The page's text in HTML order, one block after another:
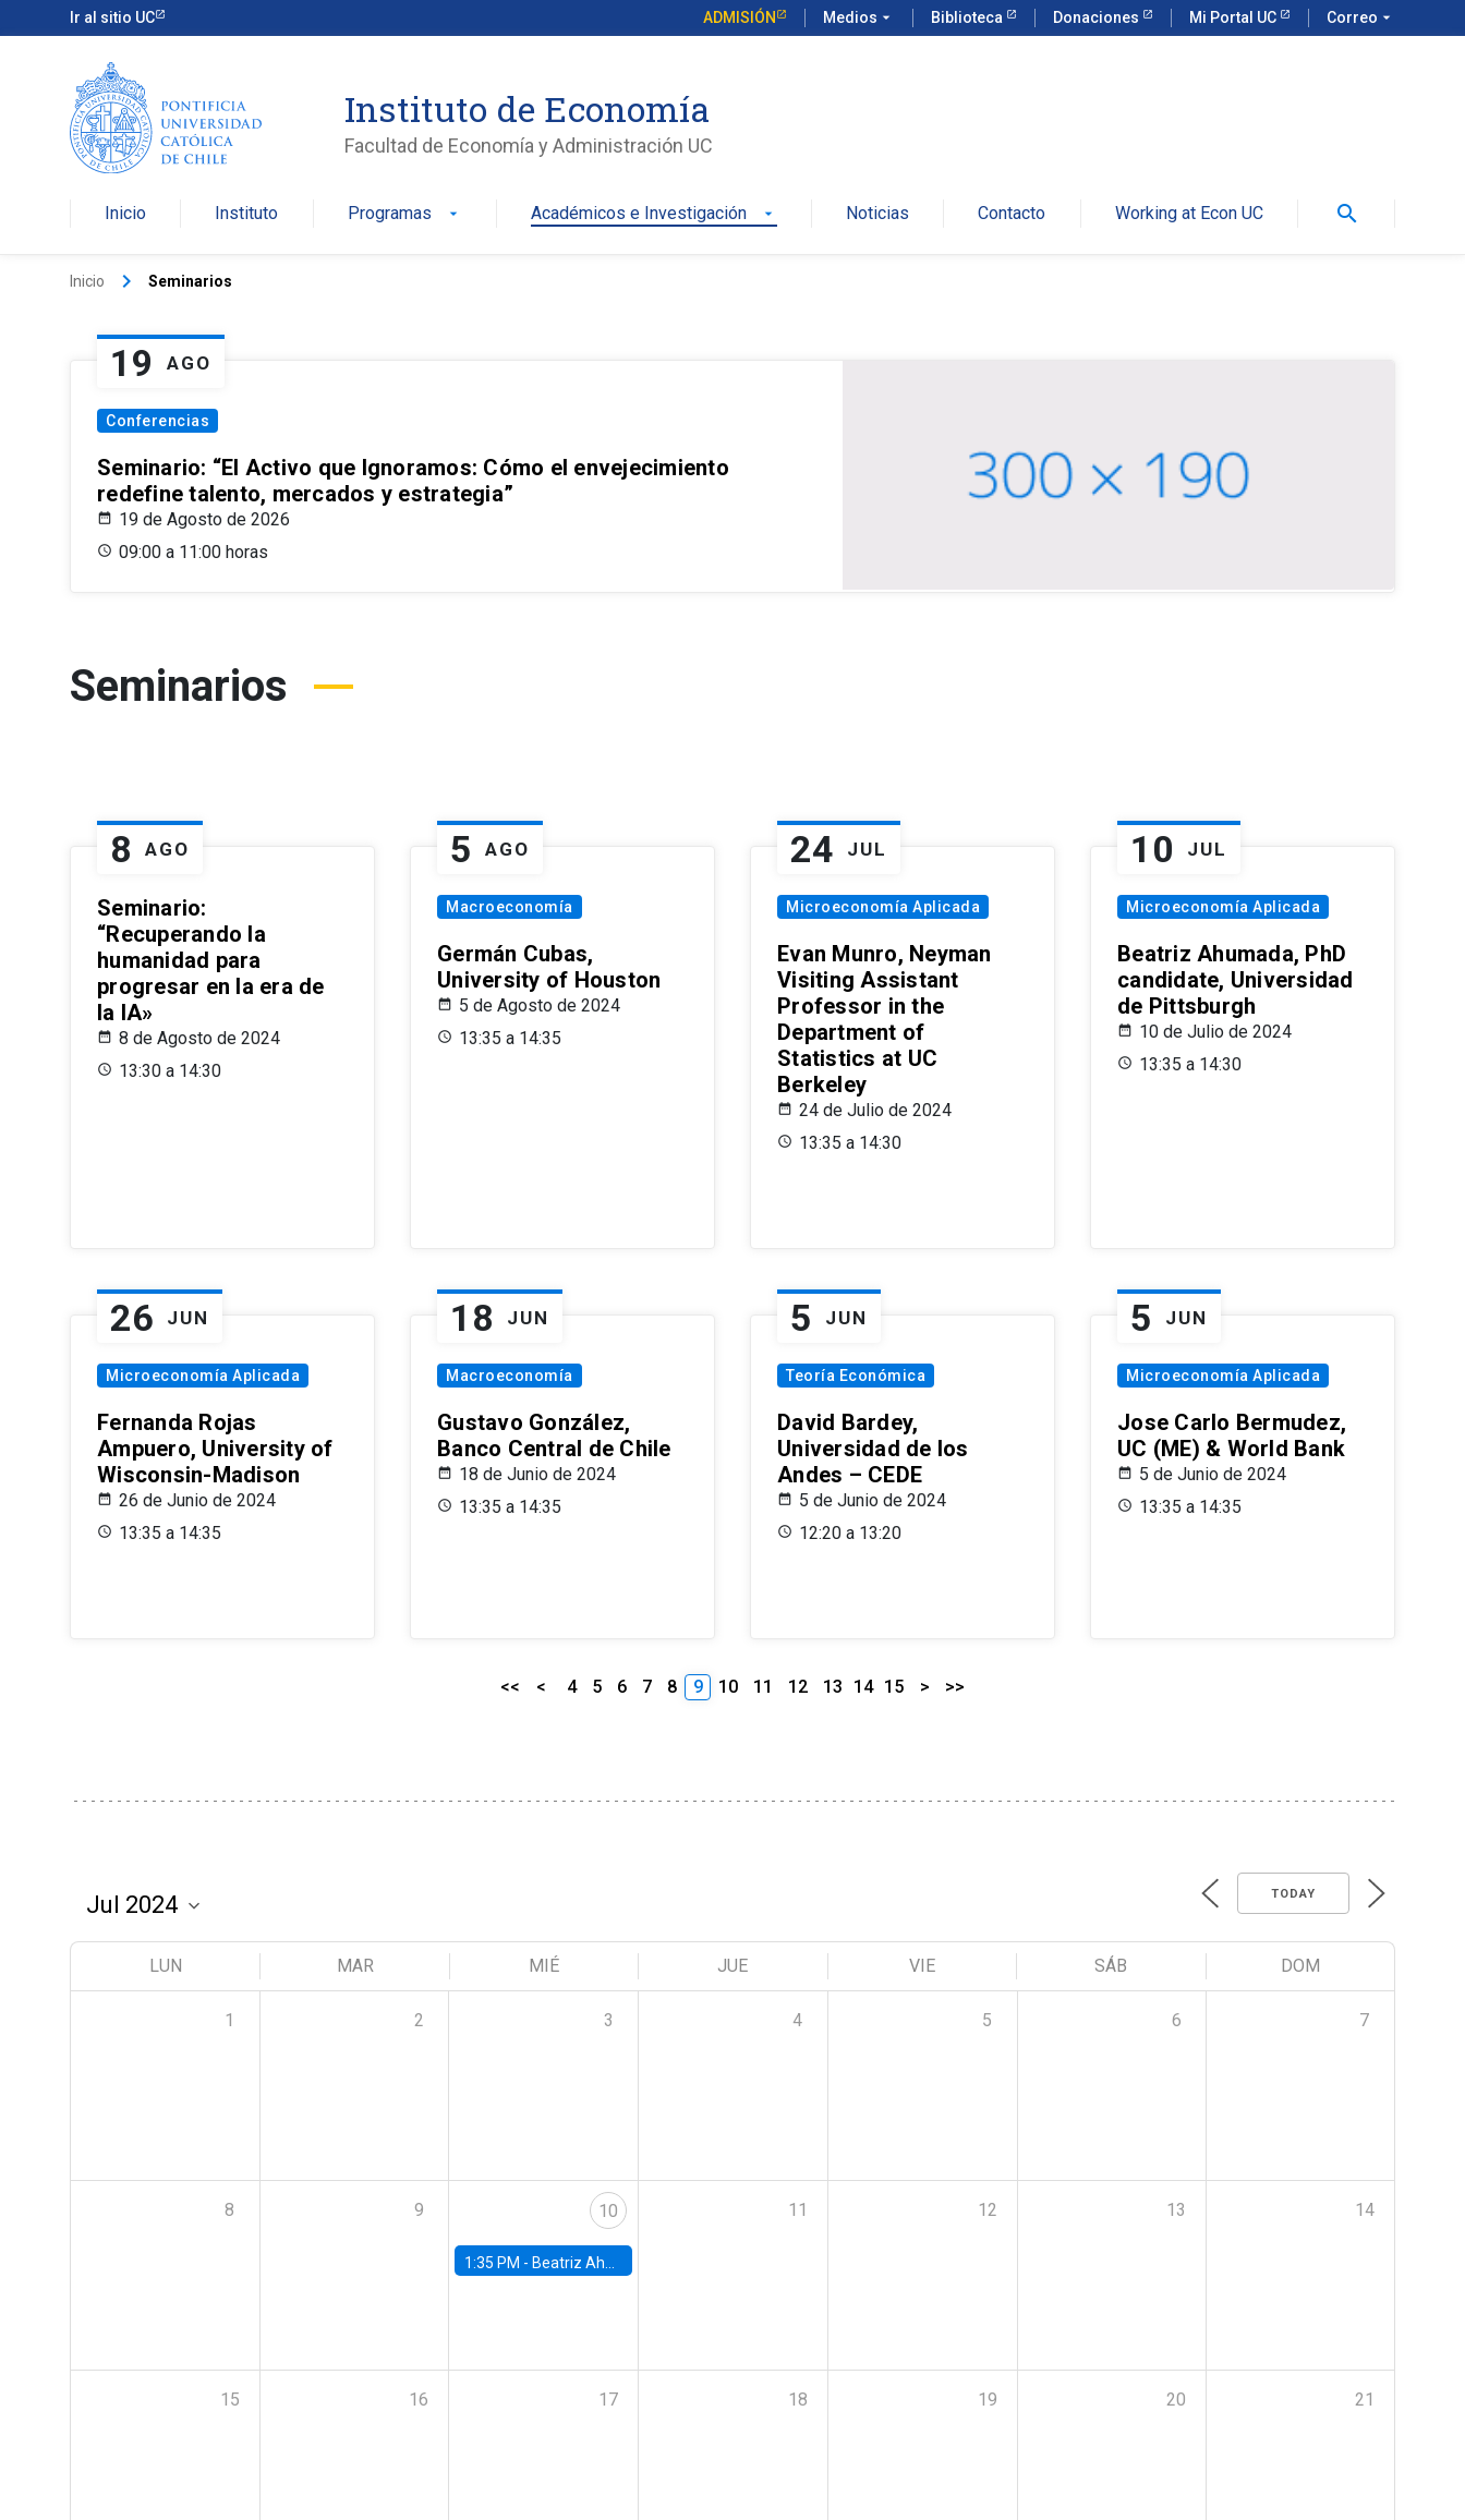
Ir al sitio UC ADMISIÓN Medios arrow_drop_down Biblioteca Donaciones Mi Portal UC Correo arrow_drop_down
Instituto de Economía
Facultad de Economía y Administración UC
Inicio Instituto Programas arrow_drop_down Académicos e Investigación arrow_drop_down Noticias Contacto Working at Econ UC search
Inicio keyboard_arrow_right Seminarios
19 AGO
Conferencias
Seminario: “El Activo que Ignoramos: Cómo el envejecimiento
redefine talento, mercados y estrategia”
19 de Agosto de 2026
09:00 a 11:00 horas
Seminarios
8 AGO
Seminario:
“Recuperando la
humanidad para
progresar en la era de
la IA»
8 de Agosto de 2024
13:30 a 14:30
5 AGO
Macroeconomía
Germán Cubas,
University of Houston
5 de Agosto de 2024
13:35 a 14:35
24 JUL
Microeconomía Aplicada
Evan Munro, Neyman
Visiting Assistant
Professor in the
Department of
Statistics at UC
Berkeley
24 de Julio de 2024
13:35 a 14:30
10 JUL
Microeconomía Aplicada
Beatriz Ahumada, PhD
candidate, Universidad
de Pittsburgh
10 de Julio de 2024
13:35 a 14:30
26 JUN
Microeconomía Aplicada
Fernanda Rojas
Ampuero, University of
Wisconsin-Madison
26 de Junio de 2024
13:35 a 14:35
18 JUN
Macroeconomía
Gustavo González,
Banco Central de Chile
18 de Junio de 2024
13:35 a 14:35
5 JUN
Teoría Económica
David Bardey,
Universidad de los
Andes – CEDE
5 de Junio de 2024
12:20 a 13:20
5 JUN
Microeconomía Aplicada
Jose Carlo Bermudez,
UC (ME) & World Bank
5 de Junio de 2024
13:35 a 14:35
<< < 4 5 6 7 8 9 10 11 12 13 14 15 > >>
TODAY
LUN MAR MIÉ JUE VIE SÁB DOM
1 2 3 4 5 6 7
8 9 10
1:35 PM - Beatriz Ahumada, PhD candidate, Universidad de Pittsburgh
11 12 13 14
15 16 17 18 19 20 21